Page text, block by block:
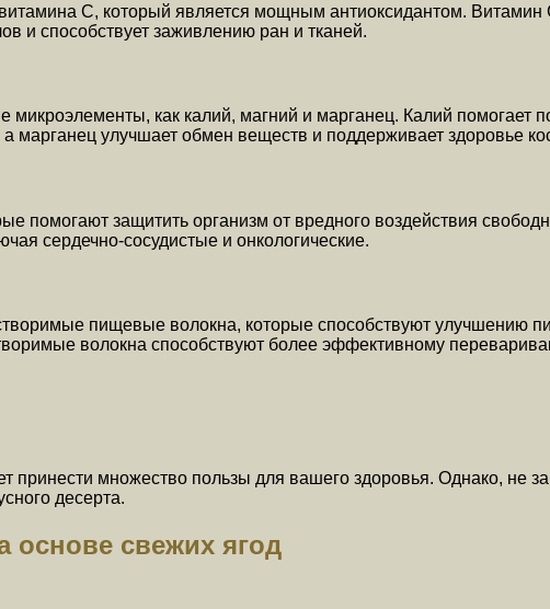
С, который является мощным антиоксидантом.
и способствует заживлению ран и тканей.
как калий, магний и марганец. Калий помогает
марганец улучшает обмен веществ и поддерживает здоровье
помогают защитить организм от вредного воздействия
сердечно-сосудистые и онкологические.
пищевые волокна, которые способствуют улучшению
волокна способствуют более эффективному
множество пользы для вашего здоровья. Однако, не
десерта.
основе свежих ягод